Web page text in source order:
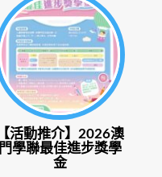
【活動推介】2026澳
門學聯最佳進步獎學
金